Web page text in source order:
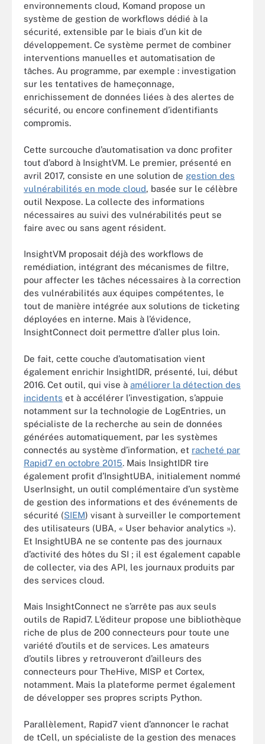
environnements cloud, Komand propose un
système de gestion de workflows dédié à la
sécurité, extensible par le biais d’un kit de
développement. Ce système permet de combiner
interventions manuelles et automatisation de
tâches. Au programme, par exemple : investigation
sur les tentatives de hameçonnage,
enrichissement de données liées à des alertes de
sécurité, ou encore confinement d’identifiants
compromis.
Cette surcouche d’automatisation va donc profiter
tout d’abord à InsightVM. Le premier, présenté en
avril 2017, consiste en une solution de gestion des
vulnérabilités en mode cloud, basée sur le célèbre
outil Nexpose. La collecte des informations
nécessaires au suivi des vulnérabilités peut se
faire avec ou sans agent résident.
InsightVM proposait déjà des workflows de
remédiation, intégrant des mécanismes de filtre,
pour affecter les tâches nécessaires à la correction
des vulnérabilités aux équipes compétentes, le
tout de manière intégrée aux solutions de ticketing
déployées en interne. Mais à l’évidence,
InsightConnect doit permettre d’aller plus loin.
De fait, cette couche d’automatisation vient
également enrichir InsightIDR, présenté, lui, début
2016. Cet outil, qui vise à améliorer la détection des
incidents et à accélérer l’investigation, s’appuie
notamment sur la technologie de LogEntries, un
spécialiste de la recherche au sein de données
générées automatiquement, par les systèmes
connectés au système d’information, et racheté par
Rapid7 en octobre 2015. Mais InsightIDR tire
également profit d’InsightUBA, initialement nommé
UserInsight, un outil complémentaire d’un système
de gestion des informations et des événements de
sécurité (SIEM) visant à surveiller le comportement
des utilisateurs (UBA, « User behavior analytics »).
Et InsightUBA ne se contente pas des journaux
d’activité des hôtes du SI ; il est également capable
de collecter, via des API, les journaux produits par
des services cloud.
Mais InsightConnect ne s’arrête pas aux seuls
outils de Rapid7. L’éditeur propose une bibliothèque
riche de plus de 200 connecteurs pour toute une
variété d’outils et de services. Les amateurs
d’outils libres y retrouveront d’ailleurs des
connecteurs pour TheHive, MISP et Cortex,
notamment. Mais la plateforme permet également
de développer ses propres scripts Python.
Parallèlement, Rapid7 vient d’annoncer le rachat
de tCell, un spécialiste de la gestion des menaces